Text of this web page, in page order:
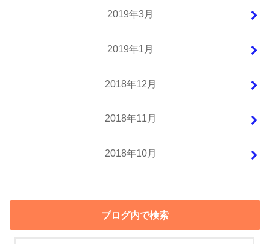
2019年3月
2019年1月
2018年12月
2018年11月
2018年10月
ブログ内で検索